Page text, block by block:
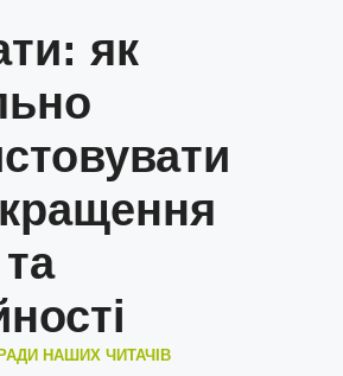
як
НАШИХ ЧИТАЧІВ